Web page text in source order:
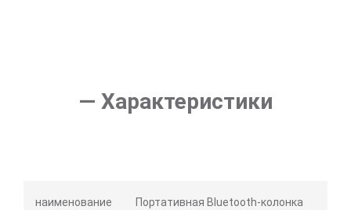
— Характеристики
наименование
Портативная Bluetooth-колонка